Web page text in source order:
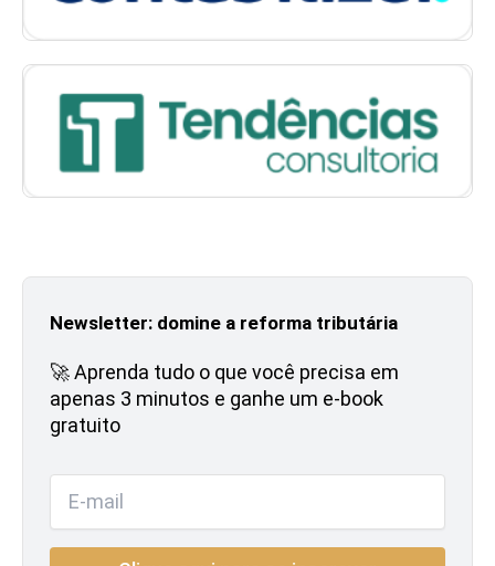
Newsletter: domine a reforma tributária
🚀 Aprenda tudo o que você precisa em
apenas 3 minutos e ganhe um e-book
gratuito